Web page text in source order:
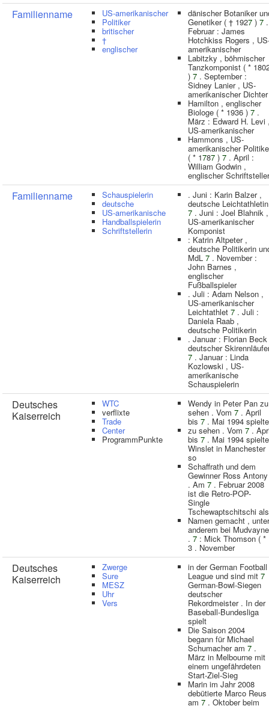
Familienname US-amerikanischer
Politiker
britischer
†
englischer
dänischer Botaniker
Genetiker ( † 1927 ) 7 .
Februar : James
Hotchkiss Rogers ,
amerikanischer
Labitzky , böhmischer
Tanzkomponist ( *
) 7 . September :
Sidney Lanier , US-
amerikanischer Dichter
Hamilton , englischer
Biologe ( * 1936 ) 7 .
März : Edward H. Levi
US-amerikanischer
Hammons , US-
amerikanischer
( * 1787 ) 7 . April :
William Godwin ,
englischer Schriftsteller
Familienname Schauspielerin
deutsche
US-amerikanische
Handballspielerin
Schriftstellerin
. Juni : Karin Balzer ,
deutsche Leichtathletin
7 . Juni : Joel Blahnik ,
US-amerikanischer
Komponist
: Katrin Altpeter ,
deutsche Politikerin
MdL 7 . November :
John Barnes ,
englischer
Fußballspieler
. Juli : Adam Nelson ,
US-amerikanischer
Leichtathlet 7 . Juli :
Daniela Raab ,
deutsche Politikerin
. Januar : Florian
deutscher
7 . Januar : Linda
Kozlowski , US-
amerikanische
Schauspielerin
Deutsches
Kaiserreich
WTC
verflixte
Trade
Center
ProgrammPunkte
Wendy in Peter Pan zu
sehen . Vom 7 . April
bis 7 . Mai 1994 spielte
zu sehen . Vom 7.
bis 7 . Mai 1994 spielte
Winslet in Manchester
so
Schaffrath und dem
Gewinner Ross Antony
. Am 7 . Februar 2008
ist die Retro-POP-
Single
Tschewaptschitschi als
Namen gemacht , unter
anderem bei Mudvayne
. 7 : Mick Thomson ( *
3 . November
Deutsches
Kaiserreich
Zwerge
Sure
MESZ
Uhr
Vers
in der German Football
League und sind mit 7
German-Bowl-Siegen
deutscher
Rekordmeister . In der
Baseball-Bundesliga
spielt
Die Saison 2004
begann für Michael
Schumacher am 7 .
März in Melbourne mit
einem ungefährdeten
Start-Ziel-Sieg
Marin im Jahr 2008
debütierte Marco Reus
am 7 . Oktober beim